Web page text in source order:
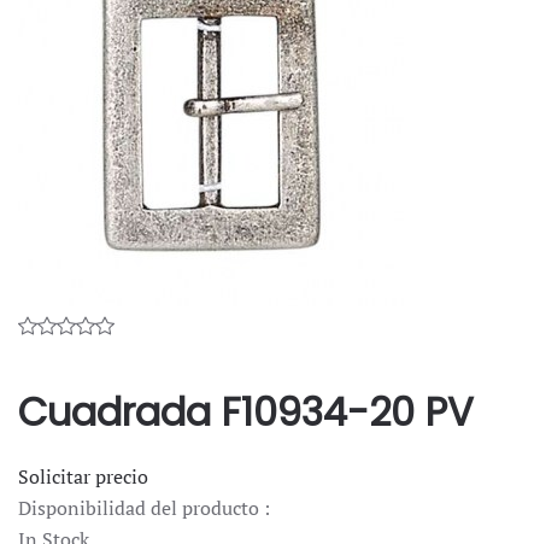
Cuadrada F10934-20 PV
Solicitar precio
Disponibilidad del producto :